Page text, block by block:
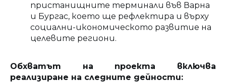
пристанищните терминали във Варна
и Бургас, което ще рефлектира и върху
социални-икономическото развитие на
целевите региони.
Обхватът на проекта включва
реализиране на следните дейности: